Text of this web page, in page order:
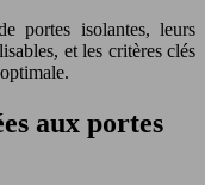
portes isolantes, leurs
et les critères clés
aux portes